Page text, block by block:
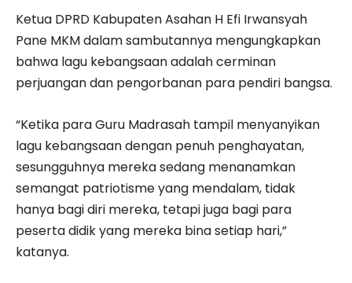
Ketua DPRD Kabupaten Asahan H Efi Irwansyah
Pane MKM dalam sambutannya mengungkapkan
bahwa lagu kebangsaan adalah cerminan
perjuangan dan pengorbanan para pendiri bangsa.
“Ketika para Guru Madrasah tampil menyanyikan
lagu kebangsaan dengan penuh penghayatan,
sesungguhnya mereka sedang menanamkan
semangat patriotisme yang mendalam, tidak
hanya bagi diri mereka, tetapi juga bagi para
peserta didik yang mereka bina setiap hari,”
katanya.